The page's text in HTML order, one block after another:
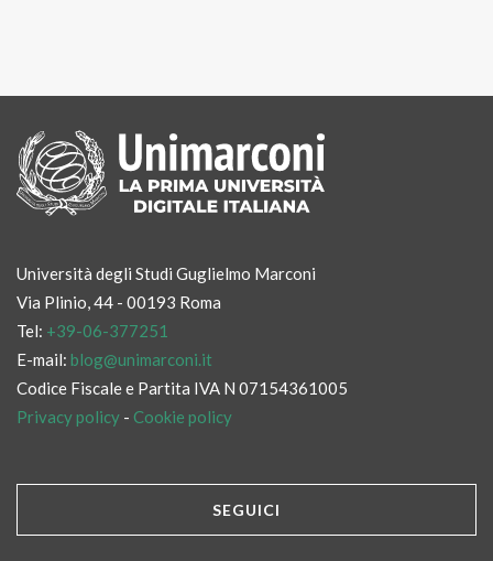
Università degli Studi Guglielmo Marconi
Via Plinio, 44 - 00193 Roma
Tel: +39-06-377251
E-mail: blog@unimarconi.it
Codice Fiscale e Partita IVA N 07154361005
Privacy policy - Cookie policy
SEGUICI